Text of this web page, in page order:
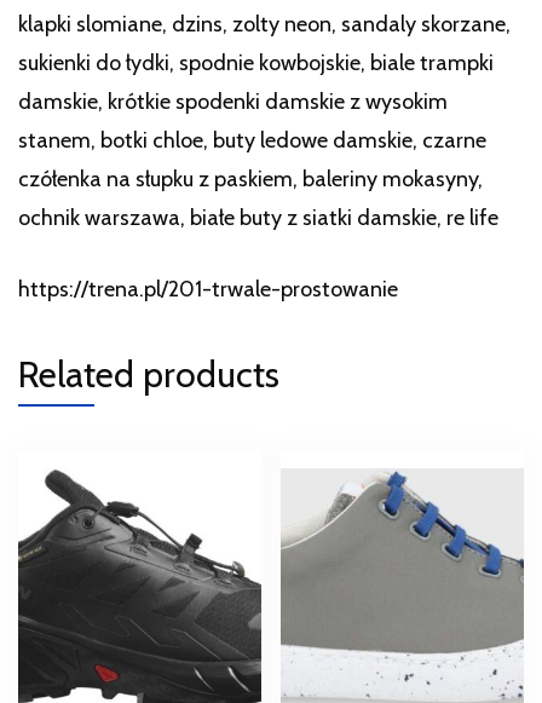
klapki slomiane, dzins, zolty neon, sandaly skorzane,
sukienki do łydki, spodnie kowbojskie, biale trampki
damskie, krótkie spodenki damskie z wysokim
stanem, botki chloe, buty ledowe damskie, czarne
czółenka na słupku z paskiem, baleriny mokasyny,
ochnik warszawa, białe buty z siatki damskie, re life
https://trena.pl/201-trwale-prostowanie
Related products